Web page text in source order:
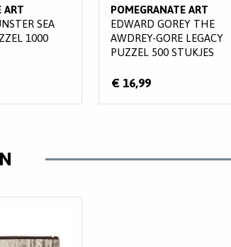
ART
SEA
1000
POMEGRANATE ART
EDWARD GOREY THE
AWDREY-GORE LEGACY
PUZZEL 500 STUKJES
€ 16,99